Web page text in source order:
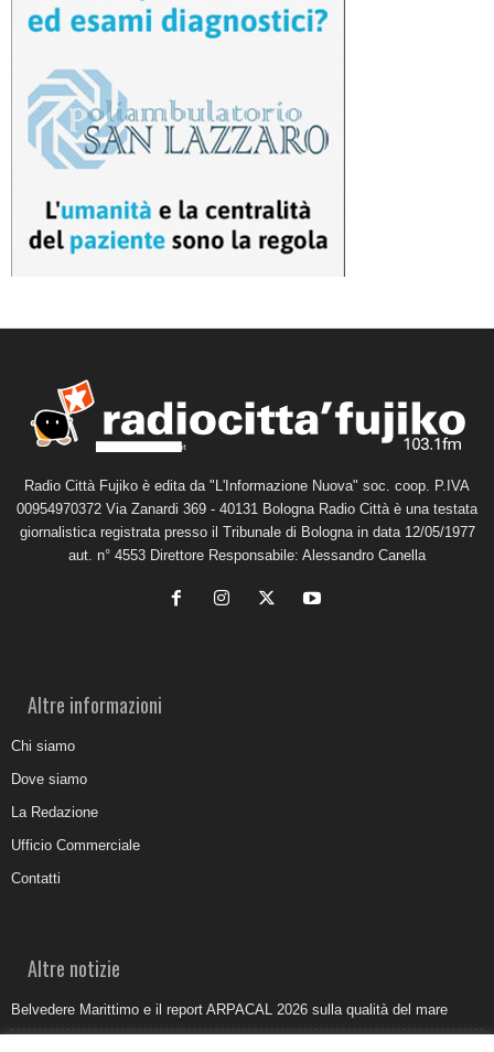
Radio Città Fujiko è edita da "L'Informazione Nuova" soc. coop. P.IVA
00954970372 Via Zanardi 369 - 40131 Bologna Radio Città è una testata
giornalistica registrata presso il Tribunale di Bologna in data 12/05/1977
aut. n° 4553 Direttore Responsabile: Alessandro Canella
Altre informazioni
Chi siamo
Dove siamo
La Redazione
Ufficio Commerciale
Contatti
Altre notizie
Belvedere Marittimo e il report ARPACAL 2026 sulla qualità del mare